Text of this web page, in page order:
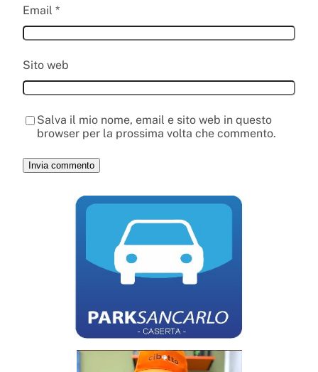
Email *
Sito web
Salva il mio nome, email e sito web in questo
browser per la prossima volta che commento.